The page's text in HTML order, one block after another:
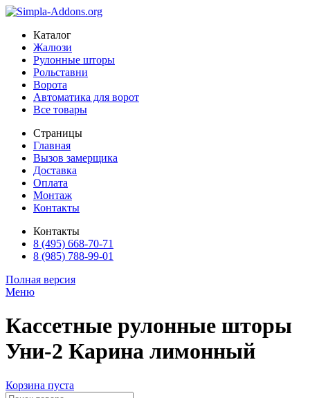
Каталог
Жалюзи
Рулонные шторы
Рольставни
Ворота
Автоматика для ворот
Все товары
Страницы
Главная
Вызов замерщика
Доставка
Оплата
Монтаж
Контакты
Контакты
8 (495) 668-70-71
8 (985) 788-99-01
Полная версия
Меню
Кассетные рулонные шторы
Уни-2 Карина лимонный
Корзина пуста